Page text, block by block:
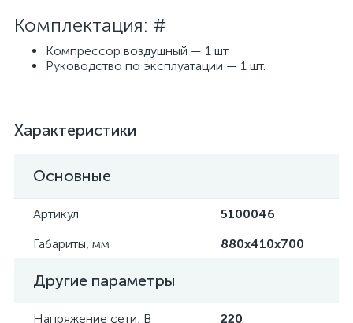
Комплектация: #
Компрессор воздушный — 1 шт.
Руководство по эксплуатации — 1 шт.
Характеристики
Основные
Артикул
5100046
Габариты, мм
880х410х700
Другие параметры
Напряжение сети, В
220